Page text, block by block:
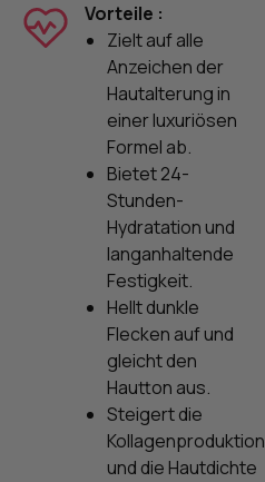
Vorteile :
Zielt auf alle
Anzeichen der
Hautalterung in
einer luxuriösen
Formel ab.
Bietet 24-
Stunden-
Hydratation und
langanhaltende
Festigkeit.
Hellt dunkle
Flecken auf und
gleicht den
Hautton aus.
Steigert die
Kollagenproduktion
und die Hautdichte